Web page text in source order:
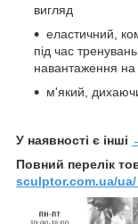
вигляд
еластичний,
під час
навантаження на
м'який,
У наявності є інші
Повний перелік
sculptor.com.ua/ua/